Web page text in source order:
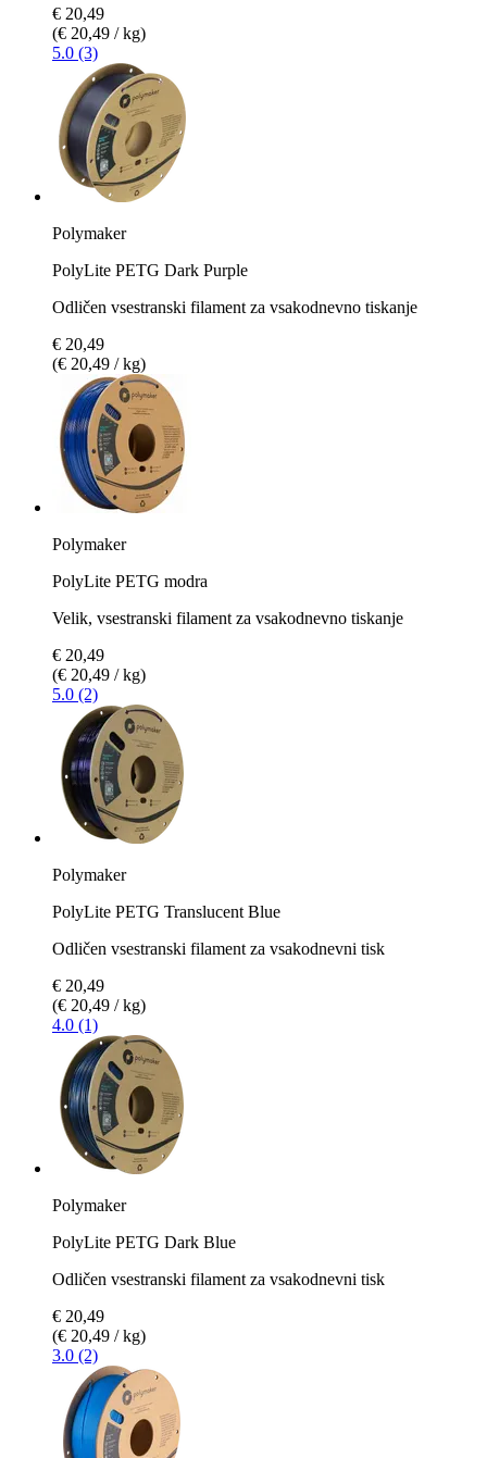
€ 20,49
(€ 20,49 / kg)
5.0 (3)
Polymaker
PolyLite PETG Dark Purple
Odličen vsestranski filament za vsakodnevno tiskanje
€ 20,49
(€ 20,49 / kg)
Polymaker
PolyLite PETG modra
Velik, vsestranski filament za vsakodnevno tiskanje
€ 20,49
(€ 20,49 / kg)
5.0 (2)
Polymaker
PolyLite PETG Translucent Blue
Odličen vsestranski filament za vsakodnevni tisk
€ 20,49
(€ 20,49 / kg)
4.0 (1)
Polymaker
PolyLite PETG Dark Blue
Odličen vsestranski filament za vsakodnevni tisk
€ 20,49
(€ 20,49 / kg)
3.0 (2)